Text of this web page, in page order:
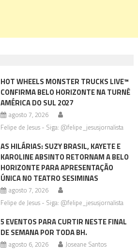
HOT WHEELS MONSTER TRUCKS LIVE™
CONFIRMA BELO HORIZONTE NA TURNÊ
AMÉRICA DO SUL 2027
agosto 7, 2026
Felipe de Jesus - Siga: @felipe_jesusjornalista
AS HILÁRIAS: SUZY BRASIL, KAYETE E
KAROLINE ABSINTO RETORNAM A BELO
HORIZONTE PARA APRESENTAÇÃO
ÚNICA NO TEATRO SESIMINAS
agosto 7, 2026
Felipe de Jesus - Siga: @felipe_jesusjornalista
5 EVENTOS PARA CURTIR NESTE FINAL
DE SEMANA POR TODA BH.
agosto 6, 2026 Joseane Santos